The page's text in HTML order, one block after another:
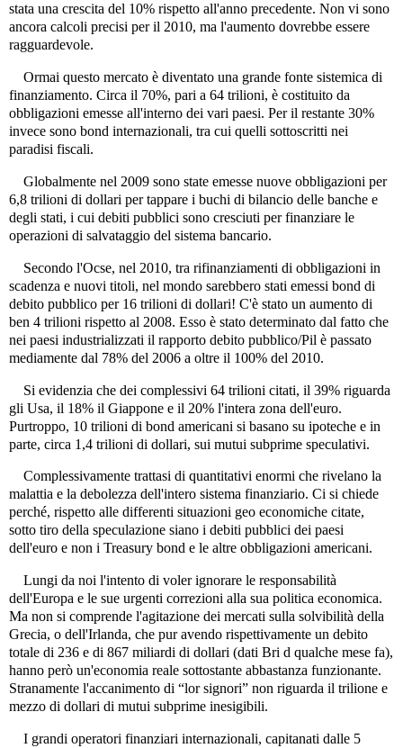
stata una crescita del 10% rispetto all'anno precedente. Non vi sono
ancora calcoli precisi per il 2010, ma l'aumento dovrebbe essere
ragguardevole.
Ormai questo mercato è diventato una grande fonte sistemica di
finanziamento. Circa il 70%, pari a 64 trilioni, è costituito da
obbligazioni emesse all'interno dei vari paesi. Per il restante 30%
invece sono bond internazionali, tra cui quelli sottoscritti nei
paradisi fiscali.
Globalmente nel 2009 sono state emesse nuove obbligazioni per
6,8 trilioni di dollari per tappare i buchi di bilancio delle banche e
degli stati, i cui debiti pubblici sono cresciuti per finanziare le
operazioni di salvataggio del sistema bancario.
Secondo l'Ocse, nel 2010, tra rifinanziamenti di obbligazioni in
scadenza e nuovi titoli, nel mondo sarebbero stati emessi bond di
debito pubblico per 16 trilioni di dollari! C'è stato un aumento di
ben 4 trilioni rispetto al 2008. Esso è stato determinato dal fatto che
nei paesi industrializzati il rapporto debito pubblico/Pil è passato
mediamente dal 78% del 2006 a oltre il 100% del 2010.
Si evidenzia che dei complessivi 64 trilioni citati, il 39% riguarda
gli Usa, il 18% il Giappone e il 20% l'intera zona dell'euro.
Purtroppo, 10 trilioni di bond americani si basano su ipoteche e in
parte, circa 1,4 trilioni di dollari, sui mutui subprime speculativi.
Complessivamente trattasi di quantitativi enormi che rivelano la
malattia e la debolezza dell'intero sistema finanziario. Ci si chiede
perché, rispetto alle differenti situazioni geo economiche citate,
sotto tiro della speculazione siano i debiti pubblici dei paesi
dell'euro e non i Treasury bond e le altre obbligazioni americani.
Lungi da noi l'intento di voler ignorare le responsabilità
dell'Europa e le sue urgenti correzioni alla sua politica economica.
Ma non si comprende l'agitazione dei mercati sulla solvibilità della
Grecia, o dell'Irlanda, che pur avendo rispettivamente un debito
totale di 236 e di 867 miliardi di dollari (dati Bri d qualche mese fa),
hanno però un'economia reale sottostante abbastanza funzionante.
Stranamente l'accanimento di “lor signori” non riguarda il trilione e
mezzo di dollari di mutui subprime inesigibili.
I grandi operatori finanziari internazionali, capitanati dalle 5